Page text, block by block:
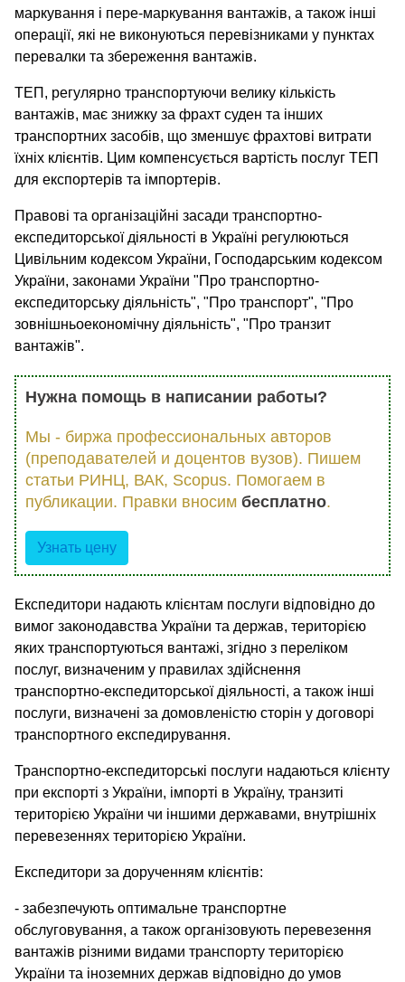
маркування і пере-маркування вантажів, а також інші
операції, які не виконуються перевізниками у пунктах
перевалки та збереження вантажів.
ТЕП, регулярно транспортуючи велику кількість
вантажів, має знижку за фрахт суден та інших
транспортних засобів, що зменшує фрахтові витрати
їхніх клієнтів. Цим компенсується вартість послуг ТЕП
для експортерів та імпортерів.
Правові та організаційні засади транспортно-
експедиторської діяльності в Україні регулюються
Цивільним кодексом України, Господарським кодексом
України, законами України "Про транспортно-
експедиторську діяльність", "Про транспорт", "Про
зовнішньоекономічну діяльність", "Про транзит
вантажів".
Нужна помощь в написании работы?
Мы - биржа профессиональных авторов
(преподавателей и доцентов вузов). Пишем
статьи РИНЦ, ВАК, Scopus. Помогаем в
публикации. Правки вносим бесплатно.
Узнать цену
Експедитори надають клієнтам послуги відповідно до
вимог законодавства України та держав, територією
яких транспортуються вантажі, згідно з переліком
послуг, визначеним у правилах здійснення
транспортно-експедиторської діяльності, а також інші
послуги, визначені за домовленістю сторін у договорі
транспортного експедирування.
Транспортно-експедиторські послуги надаються клієнту
при експорті з України, імпорті в Україну, транзиті
територією України чи іншими державами, внутрішніх
перевезеннях територією України.
Експедитори за дорученням клієнтів:
- забезпечують оптимальне транспортне
обслуговування, а також організовують перевезення
вантажів різними видами транспорту територією
України та іноземних держав відповідно до умов